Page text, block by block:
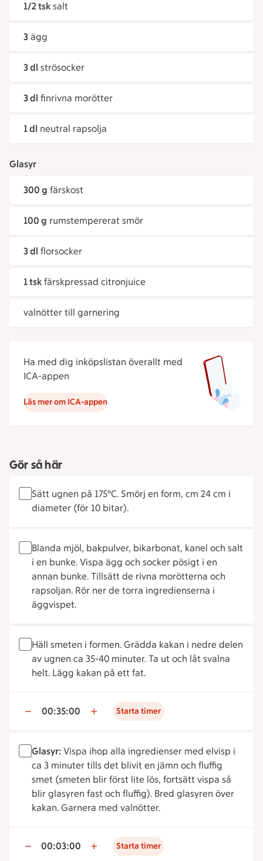
1/2 tsk salt
3 ägg
3 dl strösocker
3 dl finrivna morötter
1 dl neutral rapsolja
Glasyr
300 g färskost
100 g rumstempererat smör
3 dl florsocker
1 tsk färskpressad citronjuice
valnötter till garnering
Ha med dig inköpslistan överallt med
ICA-appen
Läs mer om ICA-appen
Gör så här
Sätt ugnen på 175°C. Smörj en form­, cm 24 cm i
diameter (för 10 bitar).
Blanda mjöl,­ bakpulver,­ bikarbonat, kanel och salt
i en bunke. Vispa ägg och socker pösigt i en
annan bunke. Tillsätt de rivna morötterna och
rapsoljan. Rör ner de torra ingredienserna i
äggvispet.
Häll smeten i formen. Grädda kakan i nedre delen
av ugnen ca 35-40 minuter. Ta ut och låt svalna
helt. Lägg kakan på ett fat.
00:35:00 Starta timer
Glasyr: Vispa ihop alla ingredienser med elvisp i
ca 3 minuter tills det blivit en jämn och fluffig
smet (smeten blir först lite lös, fortsätt vispa så
blir glasyren fast och fluffig). Bred glasyren över
kakan. Garnera med valnötter.
00:03:00 Starta timer